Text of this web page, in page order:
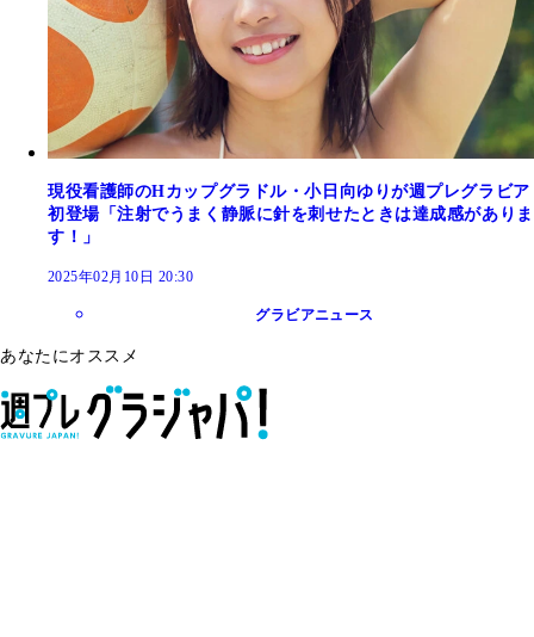
現役看護師のHカップグラドル・小日向ゆりが週プレグラビア
初登場「注射でうまく静脈に針を刺せたときは達成感がありま
す！」
2025年02月10日 20:30
グラビアニュース
あなたにオススメ